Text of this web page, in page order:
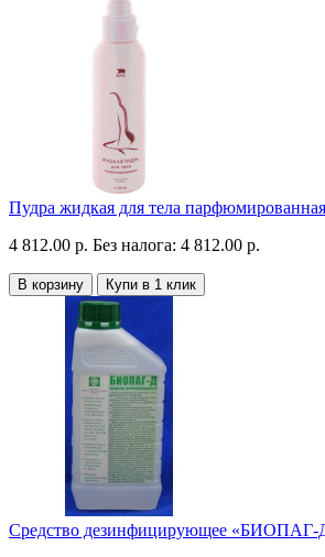
Пудра жидкая для тела
4 812.00 р. Без налога: 4 812.00 р.
В корзину Купи в 1 клик
Средство дезинфицирующее «БИОПАГ-